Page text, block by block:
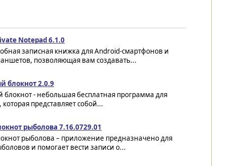
Notepad 6.1.0
записная книжка для Android-смартфонов и
позволяющая вам создавать...
блокнот 2.0.9
блокнот - небольшая бесплатная программа для
представляет собой...
рыболова 7.16.0729.01
рыболова – приложение предназначено для
и помогает вести записи о...